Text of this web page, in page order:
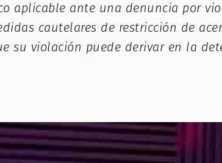
aplicable ante una denuncia por
cautelares de restricción de
su violación puede derivar en la